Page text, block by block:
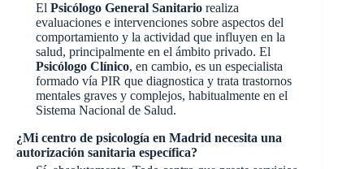
El Psicólogo General Sanitario realiza
evaluaciones e intervenciones sobre aspectos del
comportamiento y la actividad que influyen en la
salud, principalmente en el ámbito privado. El
Psicólogo Clínico, en cambio, es un especialista
formado vía PIR que diagnostica y trata trastornos
mentales graves y complejos, habitualmente en el
Sistema Nacional de Salud.
¿Mi centro de psicología en Madrid necesita una
autorización sanitaria específica?